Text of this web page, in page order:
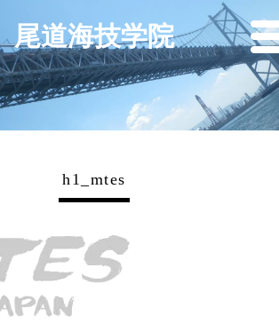
h1_mtes
尾道海技学院